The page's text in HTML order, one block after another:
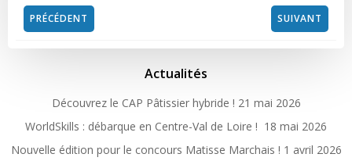
Post
navigation
PRÉCÉDENT
navigation
SUIVANT
Actualités
Découvrez le CAP Pâtissier hybride ! 21 mai 2026
WorldSkills : débarque en Centre-Val de Loire ! 18 mai 2026
Nouvelle édition pour le concours Matisse Marchais ! 1 avril 2026